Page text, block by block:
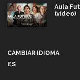
Aula
(video)
CAMBIAR IDIOMA
ES